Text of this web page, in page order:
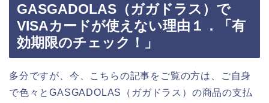
GASGADOLAS（ガガドラス）で
VISAカードが使えない理由１．「有
効期限のチェック！」
多分ですが、今、こちらの記事をご覧の方は、ご自身
で色々とGASGADOLAS（ガガドラス）の商品の支払